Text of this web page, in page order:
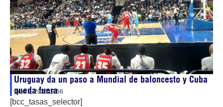
Uruguay da un paso a Mundial de baloncesto y Cuba
queda fuera
julio 5, 202619:56
[bcc_tasas_selector]